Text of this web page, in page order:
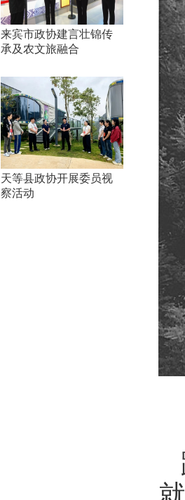
来宾市政协建言壮锦传
承及农文旅融合
天等县政协开展委员视
察活动